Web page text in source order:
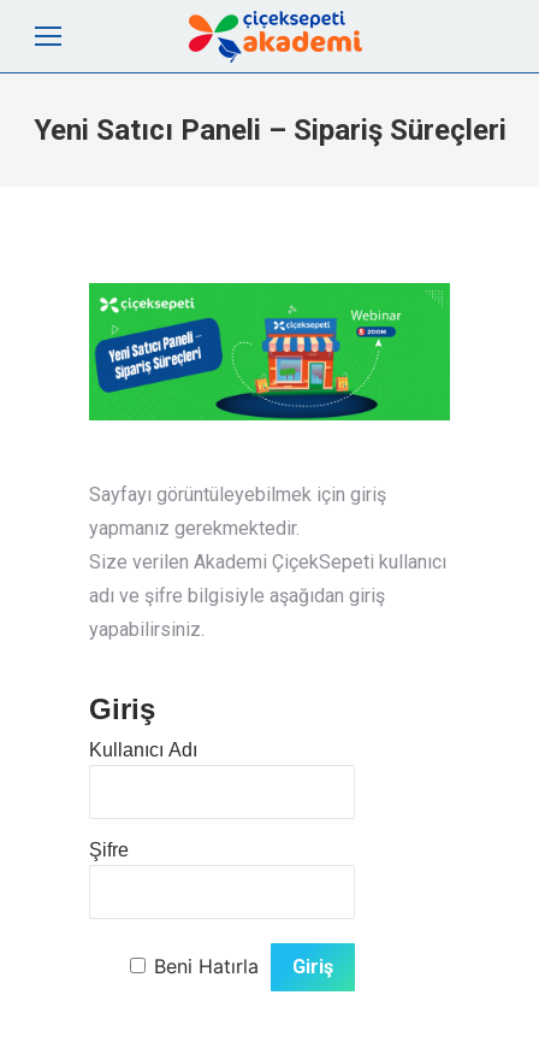
Yeni Satıcı Paneli – Sipariş Süreçleri
Sayfayı görüntüleyebilmek için giriş
yapmanız gerekmektedir.
Size verilen Akademi ÇiçekSepeti kullanıcı
adı ve şifre bilgisiyle aşağıdan giriş
yapabilirsiniz.
Giriş
Kullanıcı Adı
Şifre
Beni Hatırla